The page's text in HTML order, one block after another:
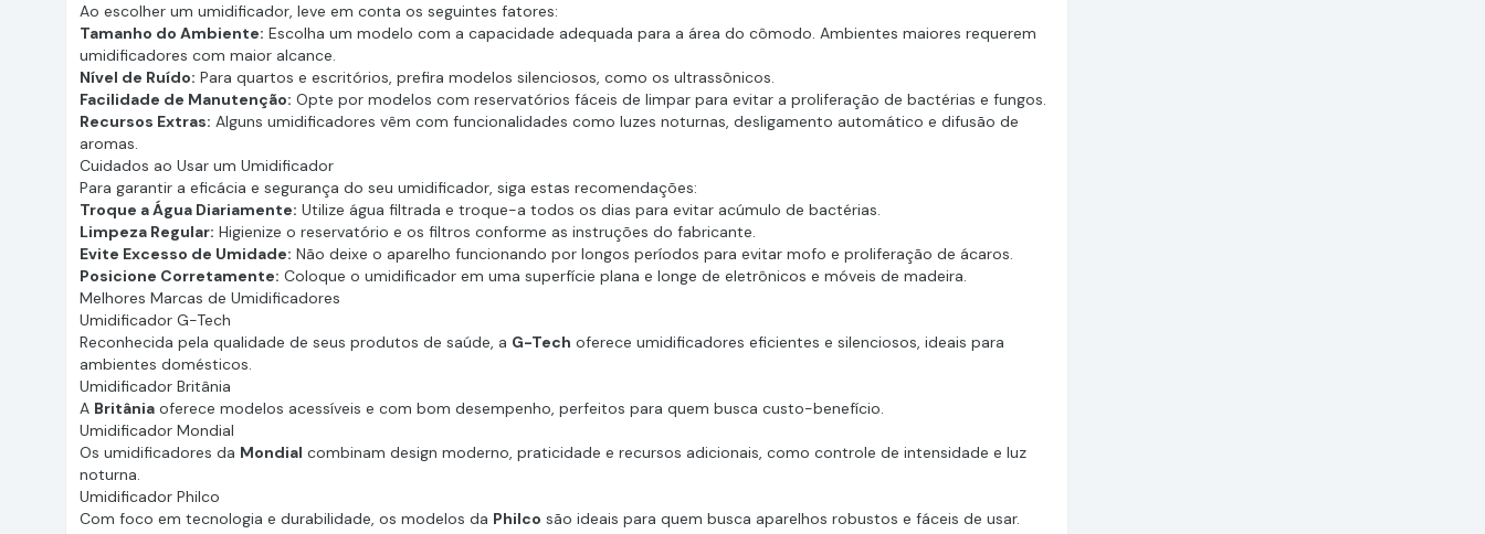
Ao escolher um umidificador, leve em conta os seguintes fatores:
Tamanho do Ambiente: Escolha um modelo com a capacidade adequada para a área do cômodo. Ambientes maiores requerem
umidificadores com maior alcance.
Nível de Ruído: Para quartos e escritórios, prefira modelos silenciosos, como os ultrassônicos.
Facilidade de Manutenção: Opte por modelos com reservatórios fáceis de limpar para evitar a proliferação de bactérias e fungos.
Recursos Extras: Alguns umidificadores vêm com funcionalidades como luzes noturnas, desligamento automático e difusão de
aromas.
Cuidados ao Usar um Umidificador
Para garantir a eficácia e segurança do seu umidificador, siga estas recomendações:
Troque a Água Diariamente: Utilize água filtrada e troque-a todos os dias para evitar acúmulo de bactérias.
Limpeza Regular: Higienize o reservatório e os filtros conforme as instruções do fabricante.
Evite Excesso de Umidade: Não deixe o aparelho funcionando por longos períodos para evitar mofo e proliferação de ácaros.
Posicione Corretamente: Coloque o umidificador em uma superfície plana e longe de eletrônicos e móveis de madeira.
Melhores Marcas de Umidificadores
Umidificador G-Tech
Reconhecida pela qualidade de seus produtos de saúde, a G-Tech oferece umidificadores eficientes e silenciosos, ideais para
ambientes domésticos.
Umidificador Britânia
A Britânia oferece modelos acessíveis e com bom desempenho, perfeitos para quem busca custo-benefício.
Umidificador Mondial
Os umidificadores da Mondial combinam design moderno, praticidade e recursos adicionais, como controle de intensidade e luz
noturna.
Umidificador Philco
Com foco em tecnologia e durabilidade, os modelos da Philco são ideais para quem busca aparelhos robustos e fáceis de usar.